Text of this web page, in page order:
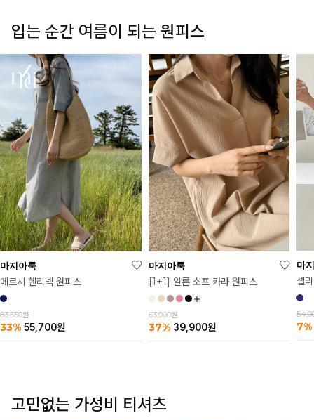
입는 순간 여름이 되는 원피스
마지아룩
메르시 헨리넥 원피스
83,550원
33% 55,700원
마지아룩
[1+1] 알른 소프 카라 원피스
63,000원
37% 39,900원
마
셀
7%
고민없는 가성비 티셔츠